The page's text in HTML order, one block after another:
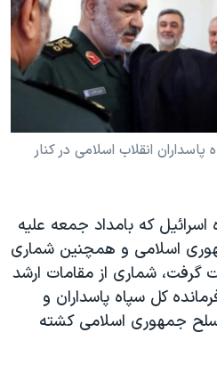
ایران
انقلاب اسلامی در کنار
که بامداد جمعه علیه
اسلامی و همچنین شماری
شماری از مقامات ارشد
کل سپاه پاسداران و
جمهوری اسلامی کشته